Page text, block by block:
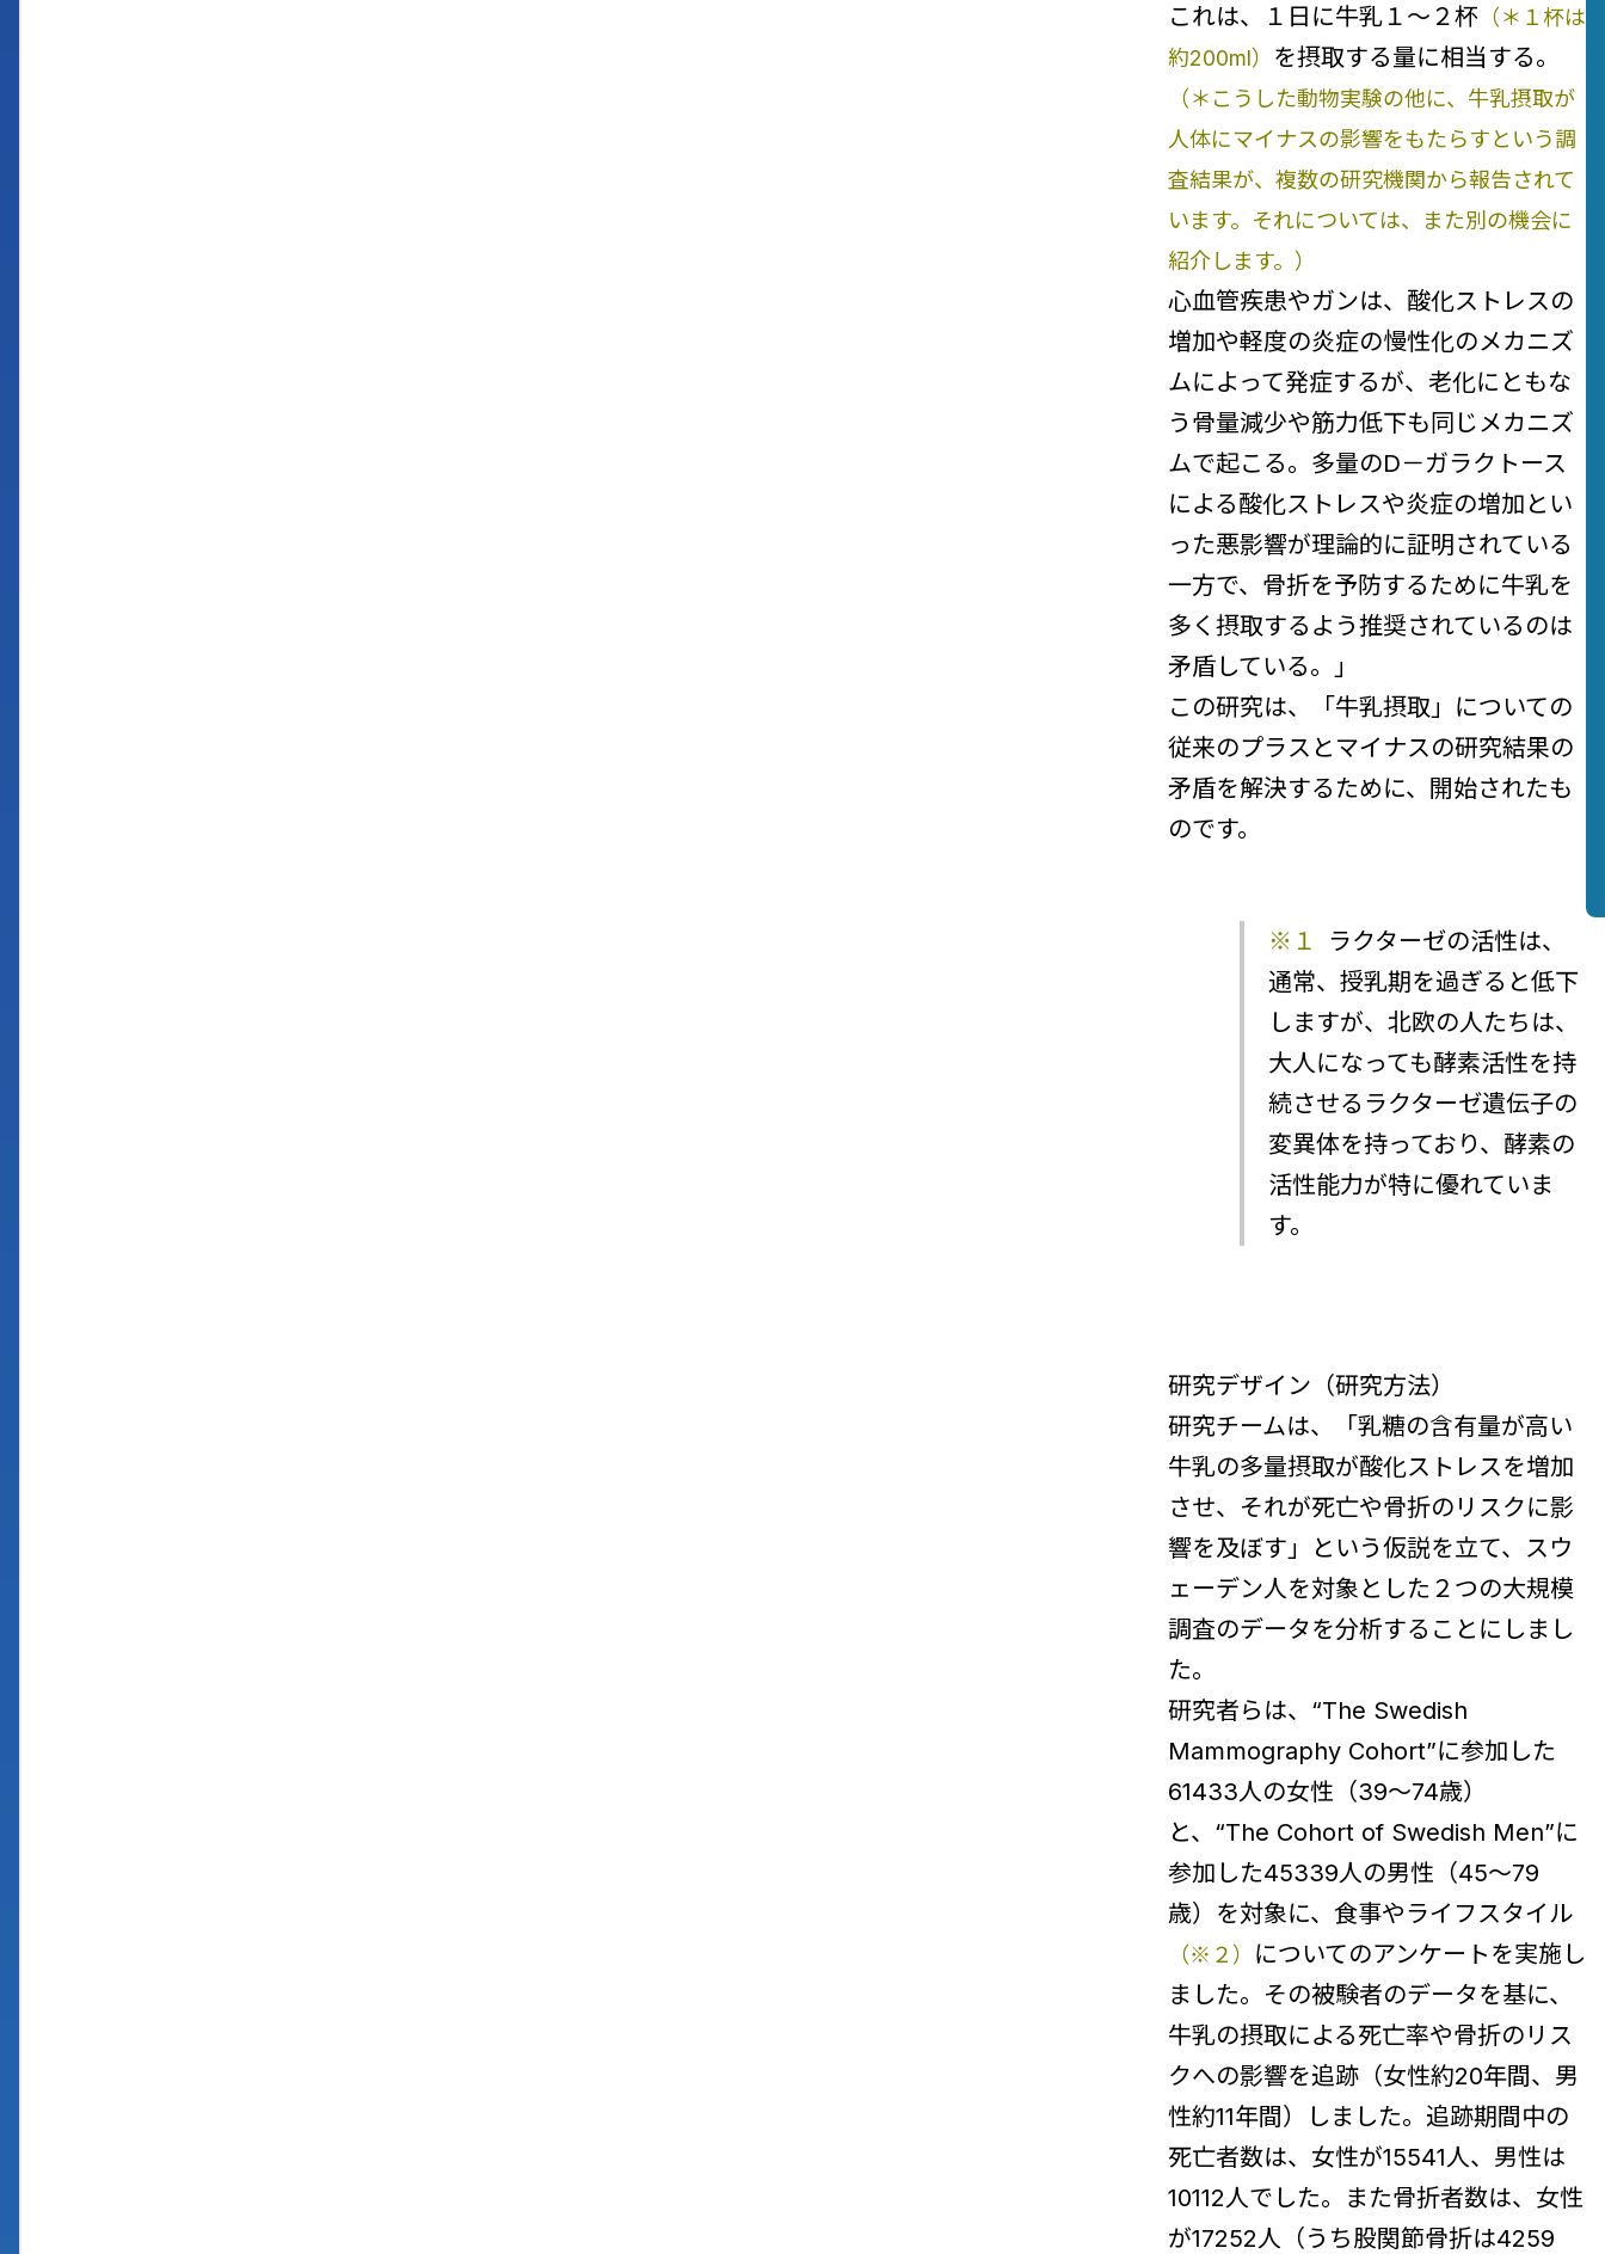
これは、１日に牛乳１～２杯 （＊１杯は
約200ml） を摂取する量に相当する。
（＊こうした動物実験の他に、牛乳摂取が
人体にマイナスの影響をもたらすという調
査結果が、複数の研究機関から報告されて
います。それについては、また別の機会に
紹介します。）
心血管疾患やガンは、酸化ストレスの
増加や軽度の炎症の慢性化のメカニズ
ムによって発症するが、老化にともな
う骨量減少や筋力低下も同じメカニズ
ムで起こる。多量のD－ガラクトース
による酸化ストレスや炎症の増加とい
った悪影響が理論的に証明されている
一方で、骨折を予防するために牛乳を
多く摂取するよう推奨されているのは
矛盾している。」
この研究は、「牛乳摂取」についての
従来のプラスとマイナスの研究結果の
矛盾を解決するために、開始されたも
のです。
※１
ラクターゼの活性は、
通常、授乳期を過ぎると低下
しますが、北欧の人たちは、
大人になっても酵素活性を持
続させるラクターゼ遺伝子の
変異体を持っており、酵素の
活性能力が特に優れていま
す。
研究デザイン（研究方法）
研究チームは、「乳糖の含有量が高い
牛乳の多量摂取が酸化ストレスを増加
させ、それが死亡や骨折のリスクに影
響を及ぼす」という仮説を立て、スウ
ェーデン人を対象とした２つの大規模
調査のデータを分析することにしまし
た。
研究者らは、“The Swedish
Mammography Cohort”に参加した
61433人の女性（39～74歳）
と、“The Cohort of Swedish Men”に
参加した45339人の男性（45～79
歳）を対象に、食事やライフスタイル
（※２） についてのアンケートを実施し
ました。その被験者のデータを基に、
牛乳の摂取による死亡率や骨折のリス
クへの影響を追跡（女性約20年間、男
性約11年間）しました。追跡期間中の
死亡者数は、女性が15541人、男性は
10112人でした。また骨折者数は、女性
が17252人（うち股関節骨折は4259